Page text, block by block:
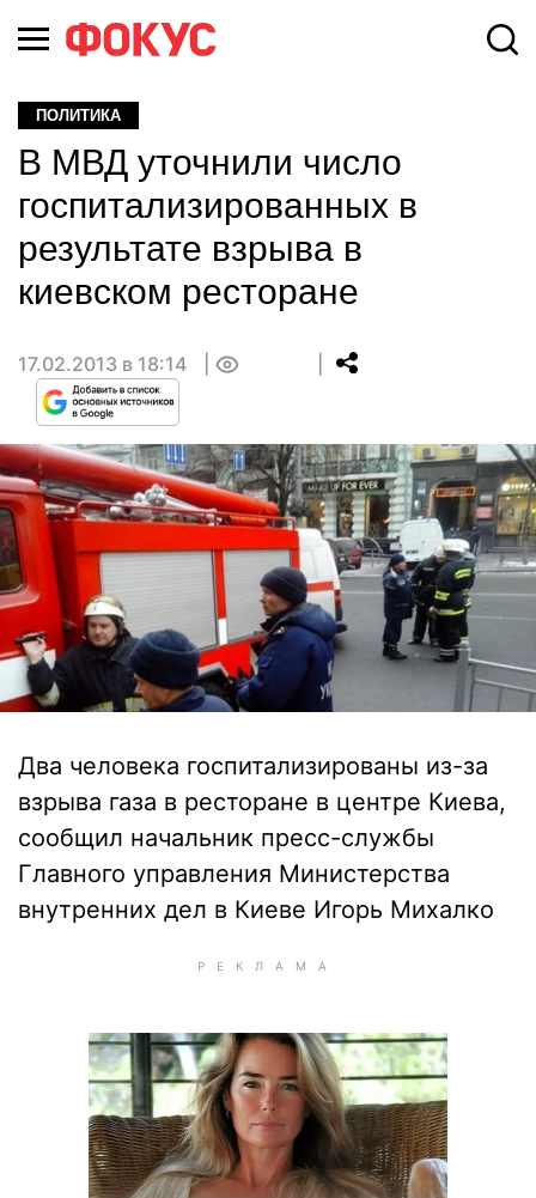
ПОЛИТИКА
В МВД уточнили число
госпитализированных в
результате взрыва в
киевском ресторане
17.02.2013 в 18:14
Два человека госпитализированы из-за
взрыва газа в ресторане в центре Киева,
сообщил начальник пресс-службы
Главного управления Министерства
внутренних дел в Киеве Игорь Михалко